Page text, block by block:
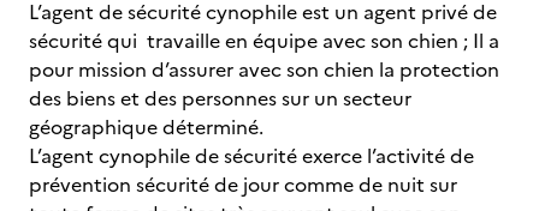
L’agent de sécurité cynophile est un agent privé de
sécurité qui travaille en équipe avec son chien ; Il a
pour mission d’assurer avec son chien la protection
des biens et des personnes sur un secteur
géographique déterminé.
L’agent cynophile de sécurité exerce l’activité de
prévention sécurité de jour comme de nuit sur